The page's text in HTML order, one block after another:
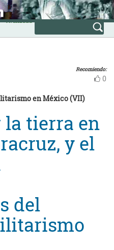
Avanzada
Recomiendo:
0
en México (VII)
la tierra en
y el
del